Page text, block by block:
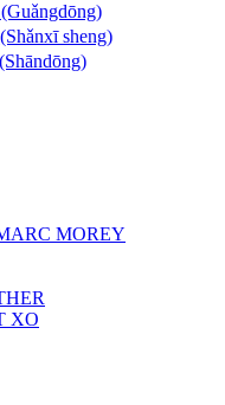
sheng)
MOREY
XO